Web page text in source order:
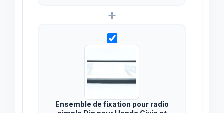
+
Ensemble de fixation pour radio